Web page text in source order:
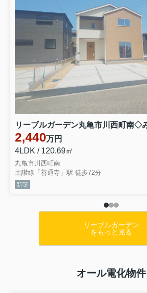
2,440万円
4LDK / 120.69㎡
丸亀市川西町南
土讃線「善通寺」駅 徒歩72分
新築
リーブルガーデン
をもっと見る
オール電化物件